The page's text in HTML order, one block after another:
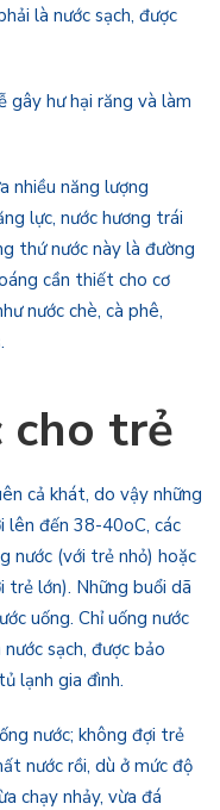
là nước sạch, được
gây hư hại răng và làm
nhiều năng lượng
lực, nước hương trái
thứ nước này là đường
cần thiết cho cơ
nước chè, cà phê,
cho trẻ
cả khát, do vậy những
đến 38-40oC, các
nước (với trẻ nhỏ) hoặc
trẻ lớn). Những buổi dã
uống. Chỉ uống nước
sạch, được bảo
lạnh gia đình.
nước; không đợi trẻ
nước rồi, dù ở mức độ
chạy nhảy, vừa đá